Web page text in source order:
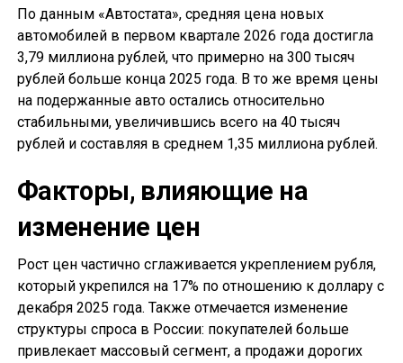
По данным «Автостата», средняя цена новых
автомобилей в первом квартале 2026 года достигла
3,79 миллиона рублей, что примерно на 300 тысяч
рублей больше конца 2025 года. В то же время цены
на подержанные авто остались относительно
стабильными, увеличившись всего на 40 тысяч
рублей и составляя в среднем 1,35 миллиона рублей.
Факторы, влияющие на
изменение цен
Рост цен частично сглаживается укреплением рубля,
который укрепился на 17% по отношению к доллару с
декабря 2025 года. Также отмечается изменение
структуры спроса в России: покупателей больше
привлекает массовый сегмент, а продажи дорогих